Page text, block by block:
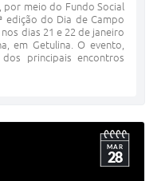
meio do Fundo Social
edição do Dia de Campo
dias 21 e 22 de janeiro
em Getulina. O evento,
principais encontros
MAR
28